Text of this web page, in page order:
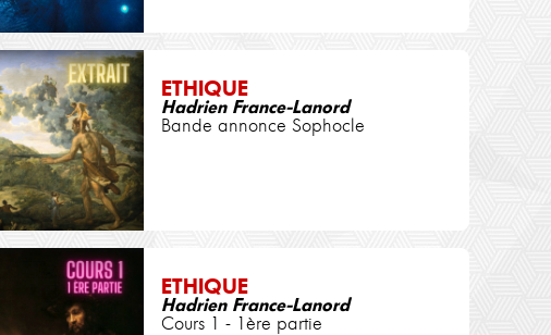
ETHIQUE
Hadrien France-Lanord
Bande annonce Sophocle
ETHIQUE
Hadrien France-Lanord
Cours 1 - 1ère partie